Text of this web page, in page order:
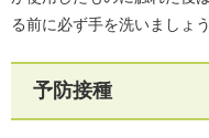
る前に必ず手を洗いましょう
予防接種